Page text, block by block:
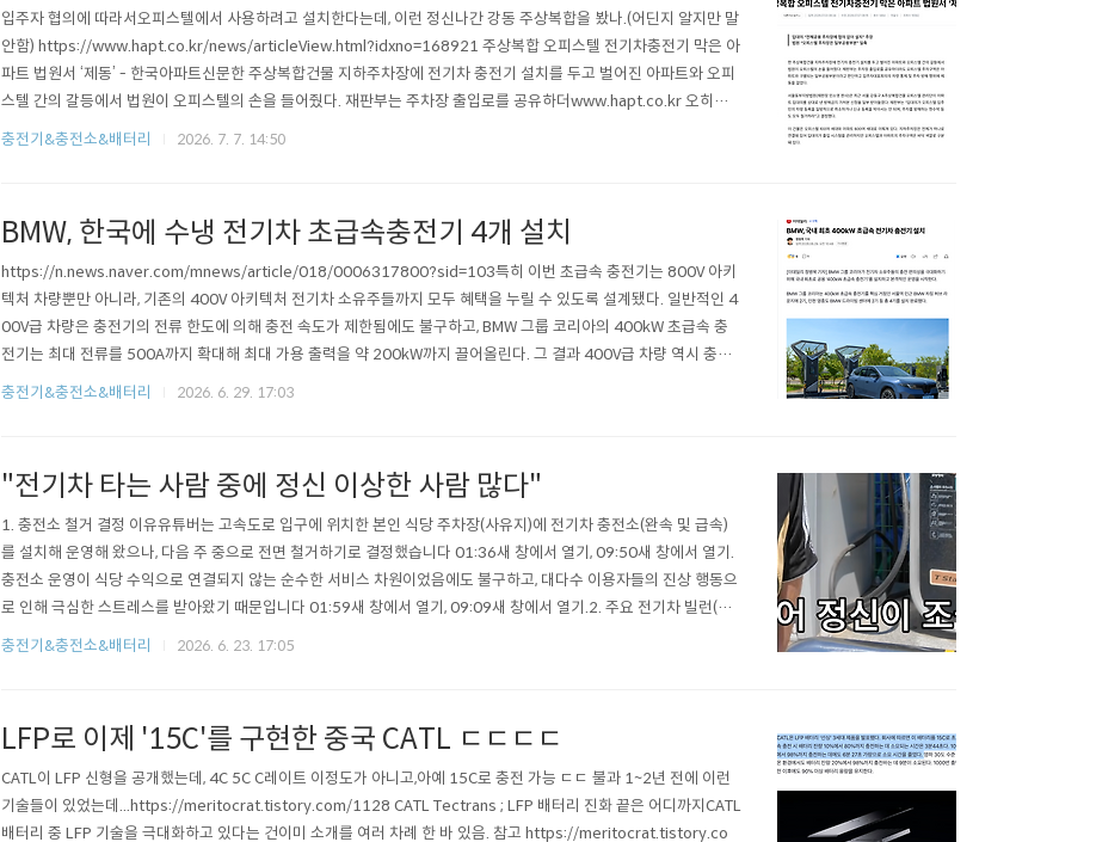
입주자 협의에 따라서오피스텔에서 사용하려고 설치한다는데, 이런 정신나간 강동 주상복합을 봤나.(어딘지 알지만 말
안함) https://www.hapt.co.kr/news/articleView.html?idxno=168921 주상복합 오피스텔 전기차충전기 막은 아
파트 법원서 ‘제동’ - 한국아파트신문한 주상복합건물 지하주차장에 전기차 충전기 설치를 두고 벌어진 아파트와 오피
스텔 간의 갈등에서 법원이 오피스텔의 손을 들어줬다. 재판부는 주차장 출입로를 공유하더www.hapt.co.kr 오히려
충전기를 통합해서 더 폭넓게 운용해야 하는 거 아닌가?오피스텔따로, 아파트 따로 이게 뭐니. Meritocrat @ it's ele
충전기&충전소&배터리 2026. 7. 7. 14:50
BMW, 한국에 수냉 전기차 초급속충전기 4개 설치
https://n.news.naver.com/mnews/article/018/0006317800?sid=103특히 이번 초급속 충전기는 800V 아키
텍처 차량뿐만 아니라, 기존의 400V 아키텍처 전기차 소유주들까지 모두 혜택을 누릴 수 있도록 설계됐다. 일반적인 4
00V급 차량은 충전기의 전류 한도에 의해 충전 속도가 제한됨에도 불구하고, BMW 그룹 코리아의 400kW 초급속 충
전기는 최대 전류를 500A까지 확대해 최대 가용 출력을 약 200kW까지 끌어올린다. 그 결과 400V급 차량 역시 충전
소요 시간이 약 1.7배 단축된다.BMW 그룹 코리아는 400kW 초급속 충전기의 기술적 안정성과 정숙성에도 프리미엄
충전기&충전소&배터리 2026. 6. 29. 17:03
"전기차 타는 사람 중에 정신 이상한 사람 많다"
1. 충전소 철거 결정 이유유튜버는 고속도로 입구에 위치한 본인 식당 주차장(사유지)에 전기차 충전소(완속 및 급속)
를 설치해 운영해 왔으나, 다음 주 중으로 전면 철거하기로 결정했습니다 01:36새 창에서 열기, 09:50새 창에서 열기.
충전소 운영이 식당 수익으로 연결되지 않는 순수한 서비스 차원이었음에도 불구하고, 대다수 이용자들의 진상 행동으
로 인해 극심한 스트레스를 받아왔기 때문입니다 01:59새 창에서 열기, 09:09새 창에서 열기.2. 주요 전기차 빌런(진
상) 유형노상방뇨 및 무단 투기: 식당 이용자가 아니면 화장실 이용이 제한됨에도 불구하고, 화장실을 못 쓰게 하자 충
충전기&충전소&배터리 2026. 6. 23. 17:05
LFP로 이제 '15C'를 구현한 중국 CATL ㄷㄷㄷㄷ
CATL이 LFP 신형을 공개했는데, 4C 5C C레이트 이정도가 아니고,아예 15C로 충전 가능 ㄷㄷ 불과 1~2년 전에 이런
기술들이 있었는데...https://meritocrat.tistory.com/1128 CATL Tectrans ; LFP 배터리 진화 끝은 어디까지CATL
배터리 중 LFP 기술을 극대화하고 있다는 건이미 소개를 여러 차례 한 바 있음. 참고 https://meritocrat.tistory.co